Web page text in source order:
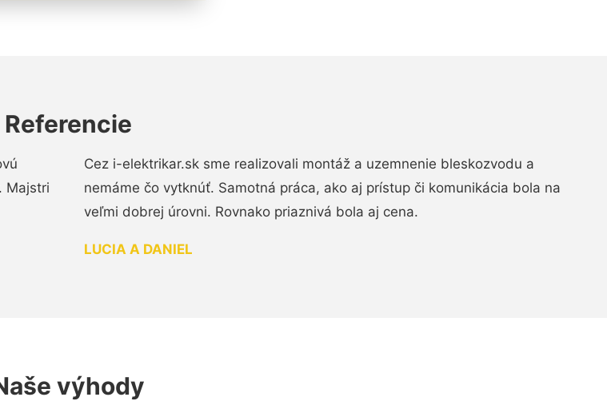
Referencie
Majstri
Cez i-elektrikar.sk sme realizovali montáž a uzemnenie bleskozvodu a
nemáme čo vytknúť. Samotná práca, ako aj prístup či komunikácia bola na
veľmi dobrej úrovni. Rovnako priaznivá bola aj cena.
LUCIA A DANIEL
výhody